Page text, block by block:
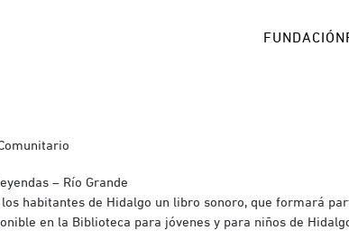
FUNDACIÓN
– Río Grande
los habitantes de Hidalgo un libro sonoro, que formará
en la Biblioteca para jóvenes y para niños de